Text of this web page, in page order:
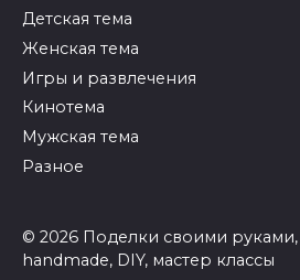
Детская тема
Женская тема
Игры и развлечения
Кинотема
Мужская тема
Разное
© 2026 Поделки своими
handmade, DIY, мастер классы